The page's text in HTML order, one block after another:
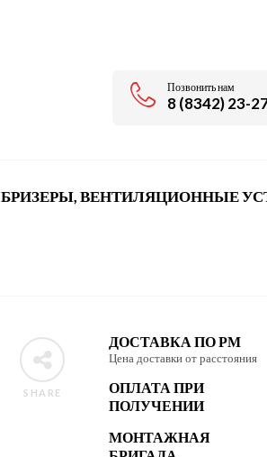
Позвонить нам
8 (8342) 23-
БРИЗЕРЫ, ВЕНТИЛЯЦИОННЫЕ
ДОСТАВКА ПО РМ
Цена доставки от расстояния
ОПЛАТА ПРИ
ПОЛУЧЕНИИ
МОНТАЖНАЯ
SHARE